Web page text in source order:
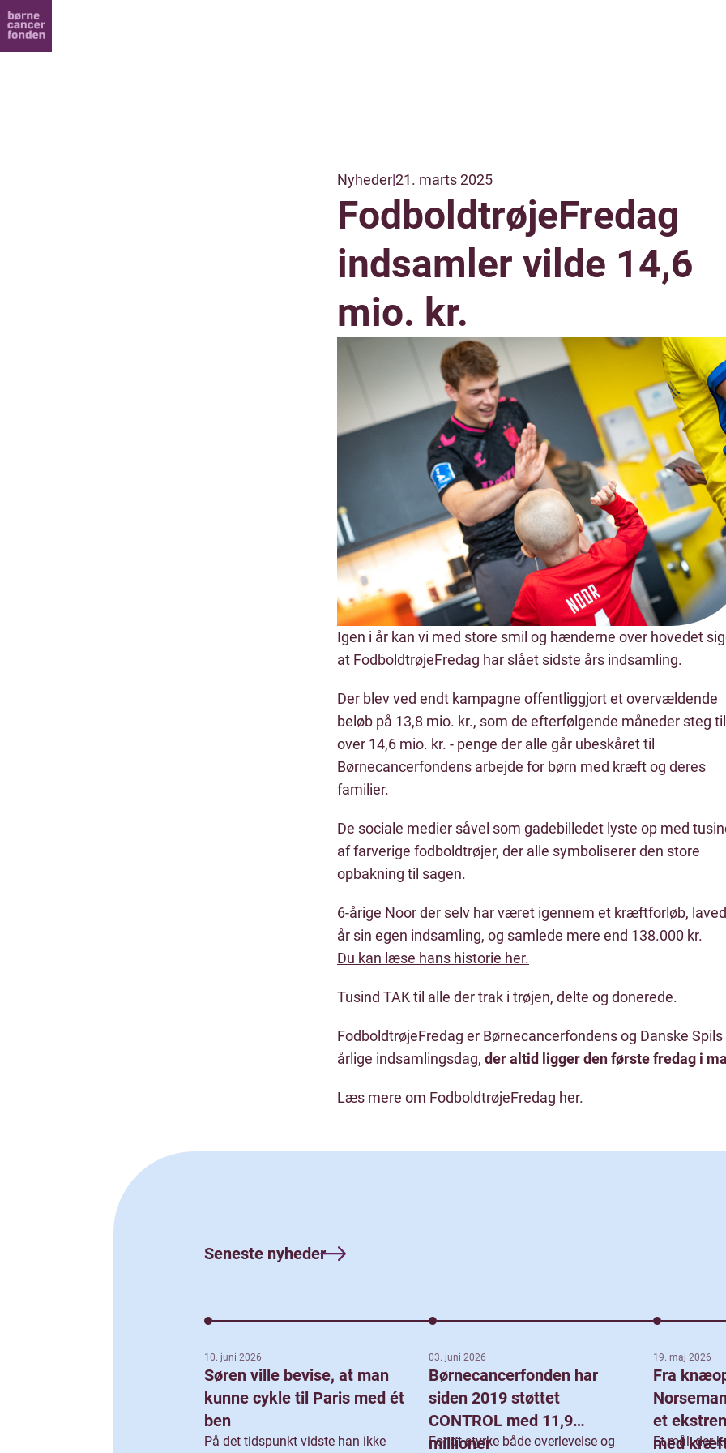
Nyheder|21. marts 2025
FodboldtrøjeFredag
indsamler vilde 14,6
mio. kr.
Igen i år kan vi med store smil og hænderne over hovedet
at FodboldtrøjeFredag har slået sidste års indsamling.
Der blev ved endt kampagne offentliggjort et overvældende
beløb på 13,8 mio. kr., som de efterfølgende måneder steg til
over 14,6 mio. kr. - penge der alle går ubeskåret til
Børnecancerfondens arbejde for børn med kræft og deres
familier.
De sociale medier såvel som gadebilledet lyste op med
af farverige fodboldtrøjer, der alle symboliserer den store
opbakning til sagen.
6-årige Noor der selv har været igennem et kræftforløb,
år sin egen indsamling, og samlede mere end 138.000 kr.
Du kan læse hans historie her.
Tusind TAK til alle der trak i trøjen, delte og donerede.
FodboldtrøjeFredag er Børnecancerfondens og Danske Spils
årlige indsamlingsdag, der altid ligger den første fredag i
Læs mere om FodboldtrøjeFredag her.
Seneste nyheder
10. juni 2026
Søren ville bevise, at man
kunne cykle til Paris med ét
ben
På det tidspunkt vidste han ikke
03. juni 2026
Børnecancerfonden har
siden 2019 støttet
CONTROL med 11,9
millioner
For at styrke både overlevelse og
19. maj 2026
Fra
et
med
Et mål, der